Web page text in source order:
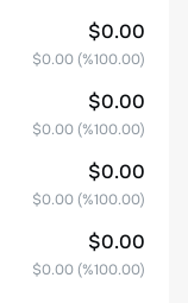
$0.00
$0.00 (%100.00)
$0.00
$0.00 (%100.00)
$0.00
$0.00 (%100.00)
$0.00
$0.00 (%100.00)